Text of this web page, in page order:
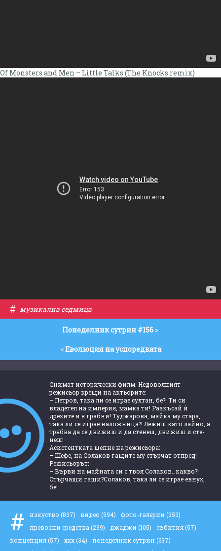
Of Monsters and Men – Little Talks (The Knocks remix)
# музикална седмица
Понеделник сутрин #156 >
<Еволюция на успоредката
Снимат исторически филм. Недоволният
режисьор крещи на актьорите:
– Петров, така ли се играе султан, бе?! Ти си
владетел на империя, мамка ти! Разкъсай ѝ
дрехите и я грабни! Туджарова, майка му стара,
така ли се играе наложница?! Лежиш като лайно, а
трябва да се движиш и да стенеш, движиш и сте-
неш!
Асистентката шепне на режисьора:
– Шефе, на Солаков гащите му стърчат отпред!
Режисьорът:
– Върви на майната си с твоя Солаков…какво?!
Стърчащи гащи?Солаков, така ли се играе евнух,
бе!
# изкуство (837) видео (594) фото-галерии (353)
превозни средства (239) джаджи (105) събития(57)
концепция(57) ххх(34) понеделник сутрин (637)